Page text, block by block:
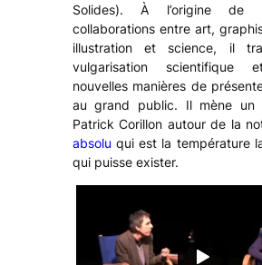
Solides). À l’origine de
collaborations entre art,
illustration et science, il
vulgarisation
nouvelles manières de
au grand public. Il mène un
Patrick Corillon autour de la
absolu qui est la température
qui puisse exister.